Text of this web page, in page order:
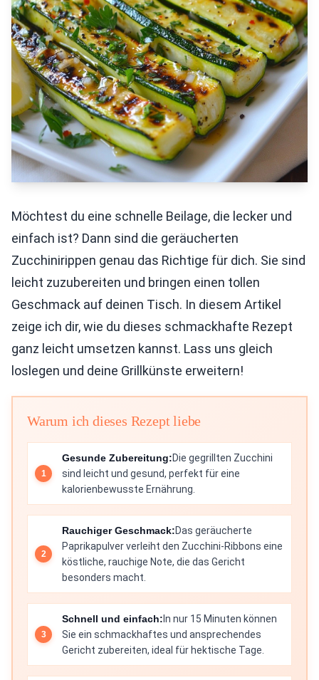
Möchtest du eine schnelle Beilage, die lecker und
einfach ist? Dann sind die geräucherten
Zucchinirippen genau das Richtige für dich. Sie sind
leicht zuzubereiten und bringen einen tollen
Geschmack auf deinen Tisch. In diesem Artikel
zeige ich dir, wie du dieses schmackhafte Rezept
ganz leicht umsetzen kannst. Lass uns gleich
loslegen und deine Grillkünste erweitern!
Warum ich dieses Rezept liebe
Gesunde Zubereitung:Die gegrillten Zucchini
sind leicht und gesund, perfekt für eine
kalorienbewusste Ernährung.
Rauchiger Geschmack:Das geräucherte
Paprikapulver verleiht den Zucchini-Ribbons eine
köstliche, rauchige Note, die das Gericht
besonders macht.
Schnell und einfach: In nur 15 Minuten können
Sie ein schmackhaftes und ansprechendes
Gericht zubereiten, ideal für hektische Tage.